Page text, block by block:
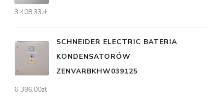
3 408,33zł
SCHNEIDER ELECTRIC BATERIA
KONDENSATORÓW
ZENVARBKHW039125
6 396,00zł